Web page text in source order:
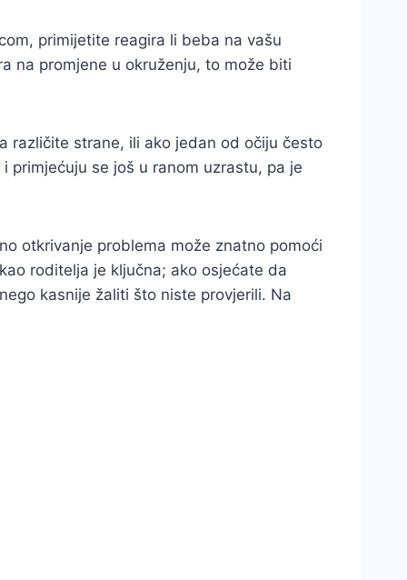
primijetite reagira li beba na vašu
na promjene u okruženju, to može biti
različite strane, ili ako jedan od očiju često
primjećuju se još u ranom uzrastu, pa je
otkrivanje problema može znatno pomoći
roditelja je ključna; ako osjećate da
kasnije žaliti što niste provjerili. Na